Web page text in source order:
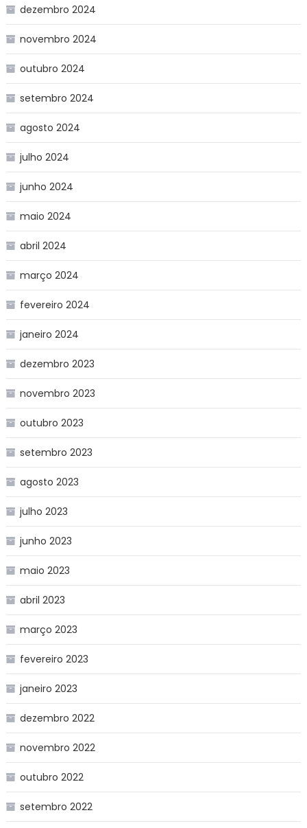
dezembro 2024
novembro 2024
outubro 2024
setembro 2024
agosto 2024
julho 2024
junho 2024
maio 2024
abril 2024
março 2024
fevereiro 2024
janeiro 2024
dezembro 2023
novembro 2023
outubro 2023
setembro 2023
agosto 2023
julho 2023
junho 2023
maio 2023
abril 2023
março 2023
fevereiro 2023
janeiro 2023
dezembro 2022
novembro 2022
outubro 2022
setembro 2022